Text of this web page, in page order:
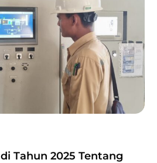
Tahun 2025 Tentang